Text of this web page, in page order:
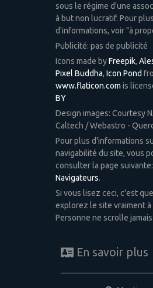
sous le régime d'une
à but non lucratif. Pour plus
d'informations, voir "à
Publicité: pas de publicité
Icons made byFreepik,
Pixel Buddha, Icon Pond
www.flaticon.com is
BY
Design images: Courtesy
Caltech / Webastro -
Pour plus d'informations
navigabilité du site, vous
consulter la page suivante:
Navigateurs.
Si vous lisez ceci, c'est
explorez le site vraiment à
Personne ne scrolle
En savoir plus